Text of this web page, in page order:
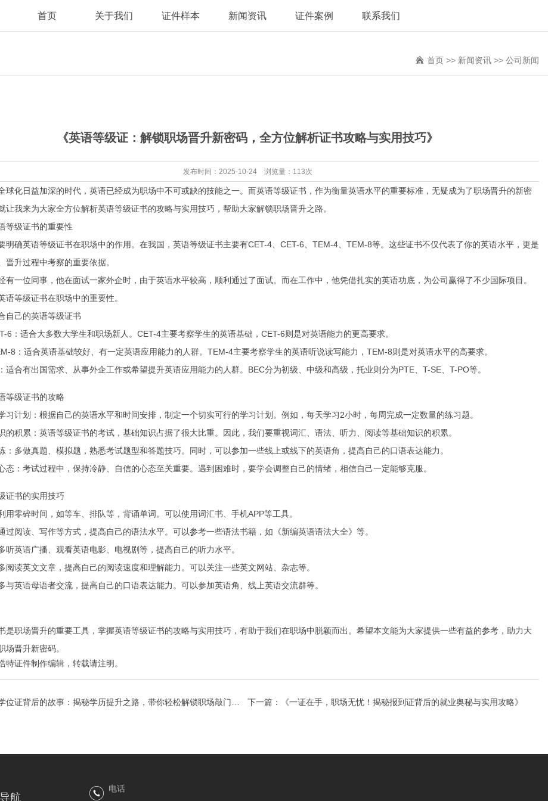
首页 关于我们 证件样本 新闻资讯
行业资讯
证件案例 联系我们
首页 >> 新闻资讯 >> 公司新闻
《英语等级证：解锁职场晋升新密码，全方位解析证书攻略与实用技巧》
发布时间：2025-10-24 浏览量：113次
球化日益加深的时代，英语已经成为职场中不可或缺的技能之一。而英语等级证书，作为衡量英语水平的重要标准，无疑成为了职场晋升的新密
让我来为大家全方位解析英语等级证书的攻略与实用技巧，帮助大家解锁职场晋升之路。
等级证书的重要性
明确英语等级证书在职场中的作用。在我国，英语等级证书主要有CET-4、CET-6、TEM-4、TEM-8等。这些证书不仅代表了你的英语水平，更是
晋升过程中考察的重要依据。
有一位同事，他在面试一家外企时，由于英语水平较高，顺利通过了面试。而在工作中，他凭借扎实的英语功底，为公司赢得了不少国际项目。
语等级证书在职场中的重要性。
自己的英语等级证书
6：适合大多数大学生和职场新人。CET-4主要考察学生的英语基础，CET-6则是对英语能力的更高要求。
8：适合英语基础较好、有一定英语应用能力的人群。TEM-4主要考察学生的英语听说读写能力，TEM-8则是对英语水平的高要求。
适合有出国需求、从事外企工作或希望提升英语应用能力的人群。BEC分为初级、中级和高级，托业则分为PTE、T-SE、T-PO等。
等级证书的攻略
习计划：根据自己的英语水平和时间安排，制定一个切实可行的学习计划。例如，每天学习2小时，每周完成一定数量的练习题。
的积累：英语等级证书的考试，基础知识占据了很大比重。因此，我们要重视词汇、语法、听力、阅读等基础知识的积累。
：多做真题、模拟题，熟悉考试题型和答题技巧。同时，可以参加一些线上或线下的英语角，提高自己的口语表达能力。
态：考试过程中，保持冷静、自信的心态至关重要。遇到困难时，要学会调整自己的情绪，相信自己一定能够克服。
证书的实用技巧
用零碎时间，如等车、排队等，背诵单词。可以使用词汇书、手机APP等工具。
过阅读、写作等方式，提高自己的语法水平。可以参考一些语法书籍，如《新编英语语法大全》等。
听英语广播、观看英语电影、电视剧等，提高自己的听力水平。
阅读英文文章，提高自己的阅读速度和理解能力。可以关注一些英文网站、杂志等。
与英语母语者交流，提高自己的口语表达能力。可以参加英语角、线上英语交流群等。
是职场晋升的重要工具，掌握英语等级证书的攻略与实用技巧，有助于我们在职场中脱颖而出。希望本文能为大家提供一些有益的参考，助力大
场晋升新密码。
特证件制作编辑，转载请注明。
学位证背后的故事：揭秘学历提升之路，带你轻松解锁职场敲门 下一篇： 《一证在手，职场无忧！揭秘报到证背后的就业奥秘与实用攻略》
航
电话